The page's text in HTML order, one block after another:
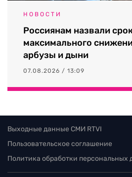
НОВОСТИ
Россиянам назвали
максимального
арбузы и дыни
07.08.2026 / 13:09
Выходные данные СМИ RTVI
Пользовательское соглашение
Политика обработки персональных